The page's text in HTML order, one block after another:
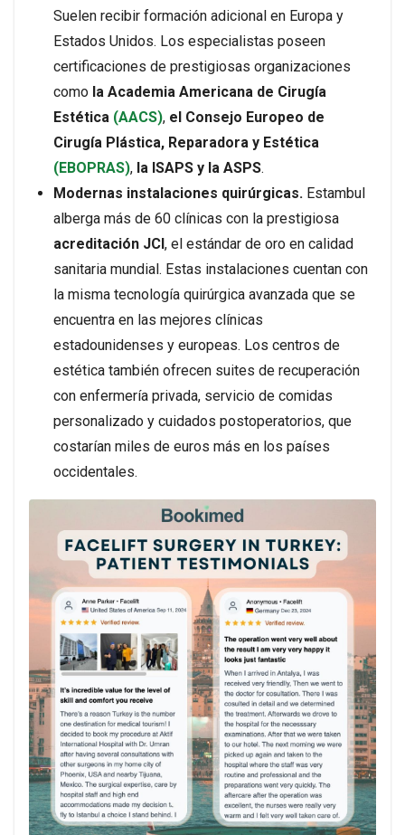
Suelen recibir formación adicional en Europa y
Estados Unidos. Los especialistas poseen
certificaciones de prestigiosas organizaciones
como la Academia Americana de Cirugía
Estética (AACS), el Consejo Europeo de
Cirugía Plástica, Reparadora y Estética
(EBOPRAS), la ISAPS y la ASPS.
Modernas instalaciones quirúrgicas. Estambul
alberga más de 60 clínicas con la prestigiosa
acreditación JCI, el estándar de oro en calidad
sanitaria mundial. Estas instalaciones cuentan con
la misma tecnología quirúrgica avanzada que se
encuentra en las mejores clínicas
estadounidenses y europeas. Los centros de
estética también ofrecen suites de recuperación
con enfermería privada, servicio de comidas
personalizado y cuidados postoperatorios, que
costarían miles de euros más en los países
occidentales.